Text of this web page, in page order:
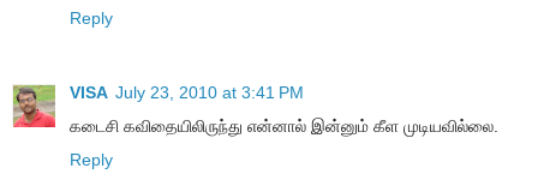
Reply
VISA July 23, 2010 at 3:41 PM
கடைசி கவிதையிலிருந்து என்னால் இன்னும் கீள முடியவில்லை.
Reply